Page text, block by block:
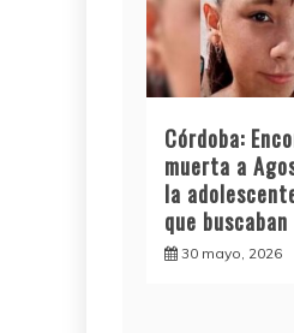
Córdoba:
muerta a
la
que buscaban
30 mayo, 2026